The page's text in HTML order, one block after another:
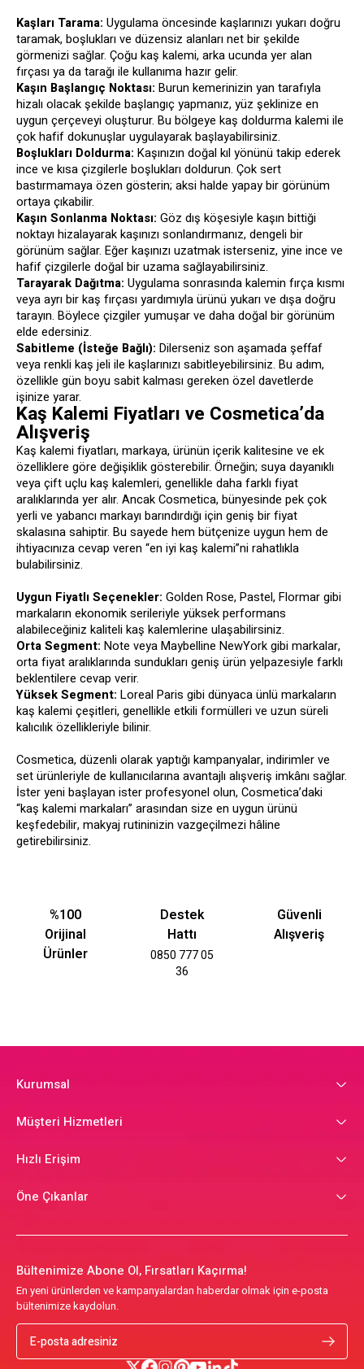
Kaşları Tarama: Uygulama öncesinde kaşlarınızı yukarı doğru
taramak, boşlukları ve düzensiz alanları net bir şekilde
görmenizi sağlar. Çoğu kaş kalemi, arka ucunda yer alan
fırçası ya da tarağı ile kullanıma hazır gelir.
Kaşın Başlangıç Noktası: Burun kemerinizin yan tarafıyla
hizalı olacak şekilde başlangıç yapmanız, yüz şeklinize en
uygun çerçeveyi oluşturur. Bu bölgeye kaş doldurma kalemi ile
çok hafif dokunuşlar uygulayarak başlayabilirsiniz.
Boşlukları Doldurma: Kaşınızın doğal kıl yönünü takip ederek
ince ve kısa çizgilerle boşlukları doldurun. Çok sert
bastırmamaya özen gösterin; aksi halde yapay bir görünüm
ortaya çıkabilir.
Kaşın Sonlanma Noktası: Göz dış köşesiyle kaşın bittiği
noktayı hizalayarak kaşınızı sonlandırmanız, dengeli bir
görünüm sağlar. Eğer kaşınızı uzatmak isterseniz, yine ince ve
hafif çizgilerle doğal bir uzama sağlayabilirsiniz.
Tarayarak Dağıtma: Uygulama sonrasında kalemin fırça kısmı
veya ayrı bir kaş fırçası yardımıyla ürünü yukarı ve dışa doğru
tarayın. Böylece çizgiler yumuşar ve daha doğal bir görünüm
elde edersiniz.
Sabitleme (İsteğe Bağlı): Dilerseniz son aşamada şeffaf
veya renkli kaş jeli ile kaşlarınızı sabitleyebilirsiniz. Bu adım,
özellikle gün boyu sabit kalması gereken özel davetlerde
işinize yarar.
Kaş Kalemi Fiyatları ve Cosmetica’da
Alışveriş
Kaş kalemi fiyatları, markaya, ürünün içerik kalitesine ve ek
özelliklere göre değişiklik gösterebilir. Örneğin; suya dayanıklı
veya çift uçlu kaş kalemleri, genellikle daha farklı fiyat
aralıklarında yer alır. Ancak Cosmetica, bünyesinde pek çok
yerli ve yabancı markayı barındırdığı için geniş bir fiyat
skalasına sahiptir. Bu sayede hem bütçenize uygun hem de
ihtiyacınıza cevap veren “en iyi kaş kalemi”ni rahatlıkla
bulabilirsiniz.
Uygun Fiyatlı Seçenekler: Golden Rose, Pastel, Flormar gibi
markaların ekonomik serileriyle yüksek performans
alabileceğiniz kaliteli kaş kalemlerine ulaşabilirsiniz.
Orta Segment: Note veya Maybelline NewYork gibi markalar,
orta fiyat aralıklarında sundukları geniş ürün yelpazesiyle farklı
beklentilere cevap verir.
Yüksek Segment: Loreal Paris gibi dünyaca ünlü markaların
kaş kalemi çeşitleri, genellikle etkili formülleri ve uzun süreli
kalıcılık özellikleriyle bilinir.
Cosmetica, düzenli olarak yaptığı kampanyalar, indirimler ve
set ürünleriyle de kullanıcılarına avantajlı alışveriş imkânı sağlar.
İster yeni başlayan ister profesyonel olun, Cosmetica’daki
“kaş kalemi markaları” arasından size en uygun ürünü
keşfedebilir, makyaj rutininizin vazgeçilmezi hâline
getirebilirsiniz.
%100
Orijinal
Ürünler
Destek
Hattı
0850 777 05
36
Güvenli
Alışveriş
Kurumsal
Müşteri Hizmetleri
Hızlı Erişim
Öne Çıkanlar
Bültenimize Abone Ol, Fırsatları Kaçırma!
En yeni ürünlerden ve kampanyalardan haberdar olmak için e-posta
bültenimize kaydolun.